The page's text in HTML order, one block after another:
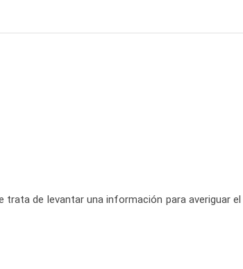
trata de levantar una información para averiguar